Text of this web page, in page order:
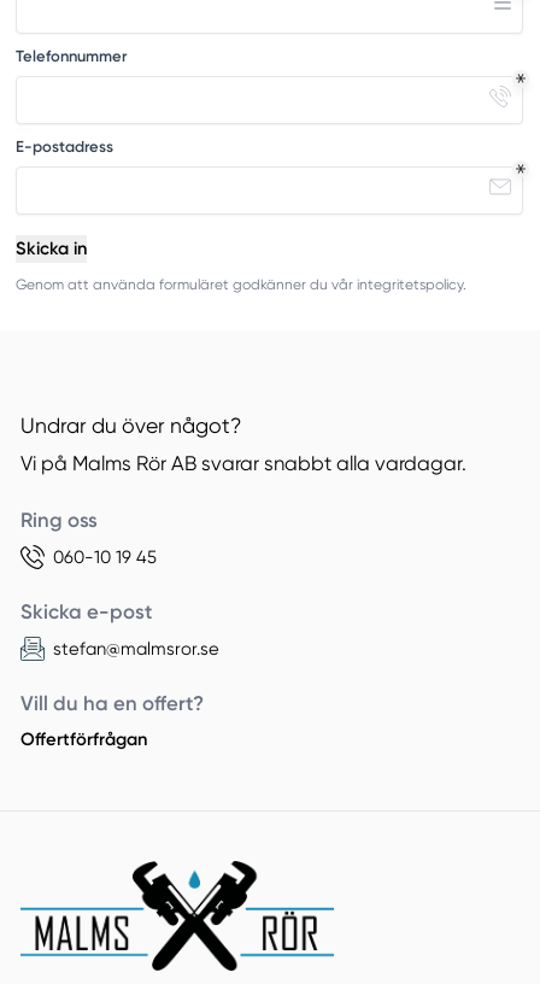
Telefonnummer
E-postadress
Skicka in
Genom att använda formuläret godkänner du vår integritetspolicy.
Undrar du över något?
Vi på Malms Rör AB svarar snabbt alla vardagar.
Ring oss
060-10 19 45
Skicka e-post
stefan@malmsror.se
Vill du ha en offert?
Offertförfrågan